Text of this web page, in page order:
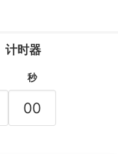
计时器
秒